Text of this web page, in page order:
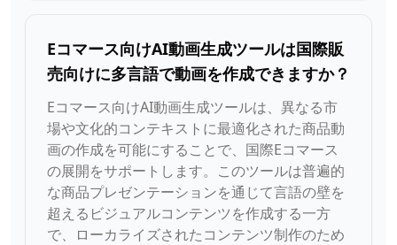
Eコマース向けAI動画生成ツールは国際販
売向けに多言語で動画を作成できますか？
Eコマース向けAI動画生成ツールは、異なる市
場や文化的コンテキストに最適化された商品動
画の作成を可能にすることで、国際Eコマース
の展開をサポートします。このツールは普遍的
な商品プレゼンテーションを通じて言語の壁を
超えるビジュアルコンテンツを作成する一方
で、ローカライズされたコンテンツ制作のため